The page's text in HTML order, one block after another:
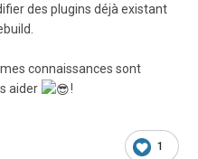
des plugins déjà existant
connaissances sont
aider
!
1